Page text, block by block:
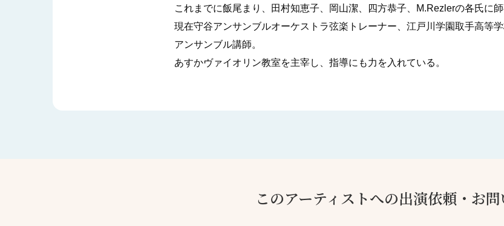
これまでに飯尾まり、田村知恵子、岡山潔、四方恭子、M.Rezlerの各氏に師
現在守谷アンサンブルオーケストラ弦楽トレーナー、江戸川学園取手高等
アンサンブル講師。
あすかヴァイオリン教室を主宰し、指導にも力を入れている。
このアーティストへの出演依頼・お